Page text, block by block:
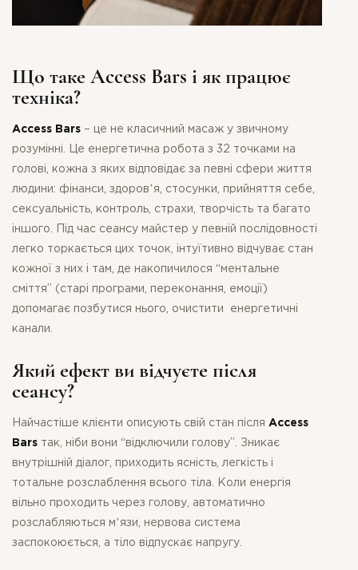
Що таке Access Bars і як працює
техніка?
Access Bars – це не класичний масаж у звичному
розумінні. Це енергетична робота з 32 точками на
голові, кожна з яких відповідає за певні сфери життя
людини: фінанси, здоровʼя, стосунки, прийняття себе,
сексуальність, контроль, страхи, творчість та багато
іншого. Під час сеансу майстер у певній послідовності
легко торкається цих точок, інтуїтивно відчуває стан
кожної з них і там, де накопичилося “ментальне
сміття” (старі програми, переконання, емоції)
допомагає позбутися нього, очистити енергетичні
канали.
Який ефект ви відчуєте після
сеансу?
Найчастіше клієнти описують свій стан після Access
Bars так, ніби вони “відключили голову”. Зникає
внутрішній діалог, приходить ясність, легкість і
тотальне розслаблення всього тіла. Коли енергія
вільно проходить через голову, автоматично
розслабляються мʼязи, нервова система
заспокоюється, а тіло відпускає напругу.